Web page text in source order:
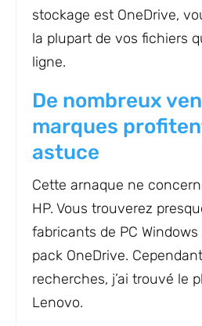
stockage est OneDrive,
la plupart de vos fichiers
ligne.
De nombreux
marques
astuce
Cette arnaque ne
HP. Vous trouverez
fabricants de PC
pack OneDrive.
recherches, j’ai trouvé le
Lenovo.